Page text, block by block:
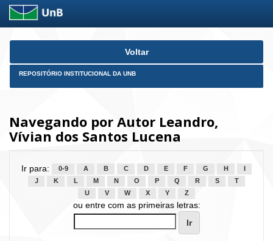
Skip
Voltar
REPOSITÓRIO INSTITUCIONAL DA UNB
Navegando por Autor Leandro,
Vívian dos Santos Lucena
Ir para: 0-9 A B C D E F G H
J
K L M N O P Q R S
T
U
V W X Y Z
ou entre com as primeiras letras: